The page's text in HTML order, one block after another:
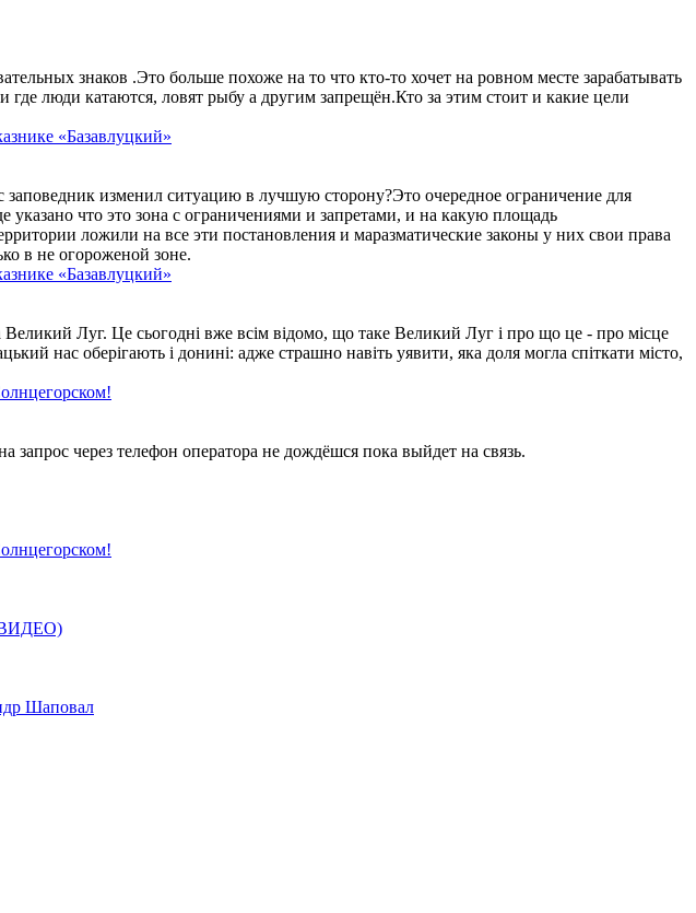
знаков .Это больше похоже на то что кто-то хочет на ровном месте зарабатывать
люди катаются, ловят рыбу а другим запрещён.Кто за этим стоит и какие цели
«Базавлуцкий»
изменил ситуацию в лучшую сторону?Это очередное ограничение для
что это зона с ограничениями и запретами, и на какую площадь
ложили на все эти постановления и маразматические законы у них свои права
в не огороженой зоне.
«Базавлуцкий»
Великий Луг. Це сьогодні вже всім відомо, що таке Великий Луг і про що це - про місце
нас оберігають і донині: адже страшно навіть уявити, яка доля могла спіткати місто,
через телефон оператора не дождёшся пока выйдет на связь.
(ВИДЕО)
Шаповал